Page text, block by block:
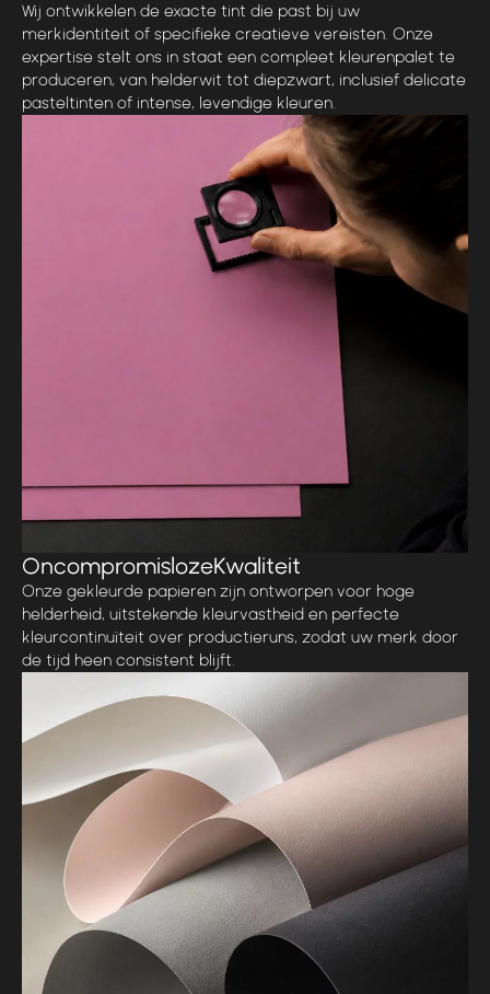
Wij ontwikkelen de exacte tint die past bij uw
merkidentiteit of specifieke creatieve vereisten. Onze
expertise stelt ons in staat een compleet kleurenpalet te
produceren, van helderwit tot diepzwart, inclusief delicate
pasteltinten of intense, levendige kleuren.
OncompromislozeKwaliteit
Onze gekleurde papieren zijn ontworpen voor hoge
helderheid, uitstekende kleurvastheid en perfecte
kleurcontinuïteit over productieruns, zodat uw merk door
de tijd heen consistent blijft.